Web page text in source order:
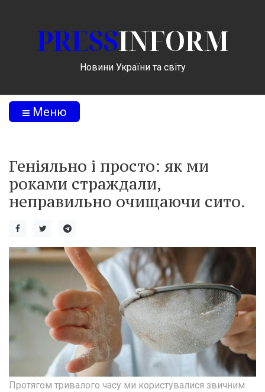
PRESSINFORM
Новини України та світу
Меню
Геніяльно і просто: як ми
роками страждали,
неправильно очищаючи сито.
Протягом тривалого часу ми користувалися звичним